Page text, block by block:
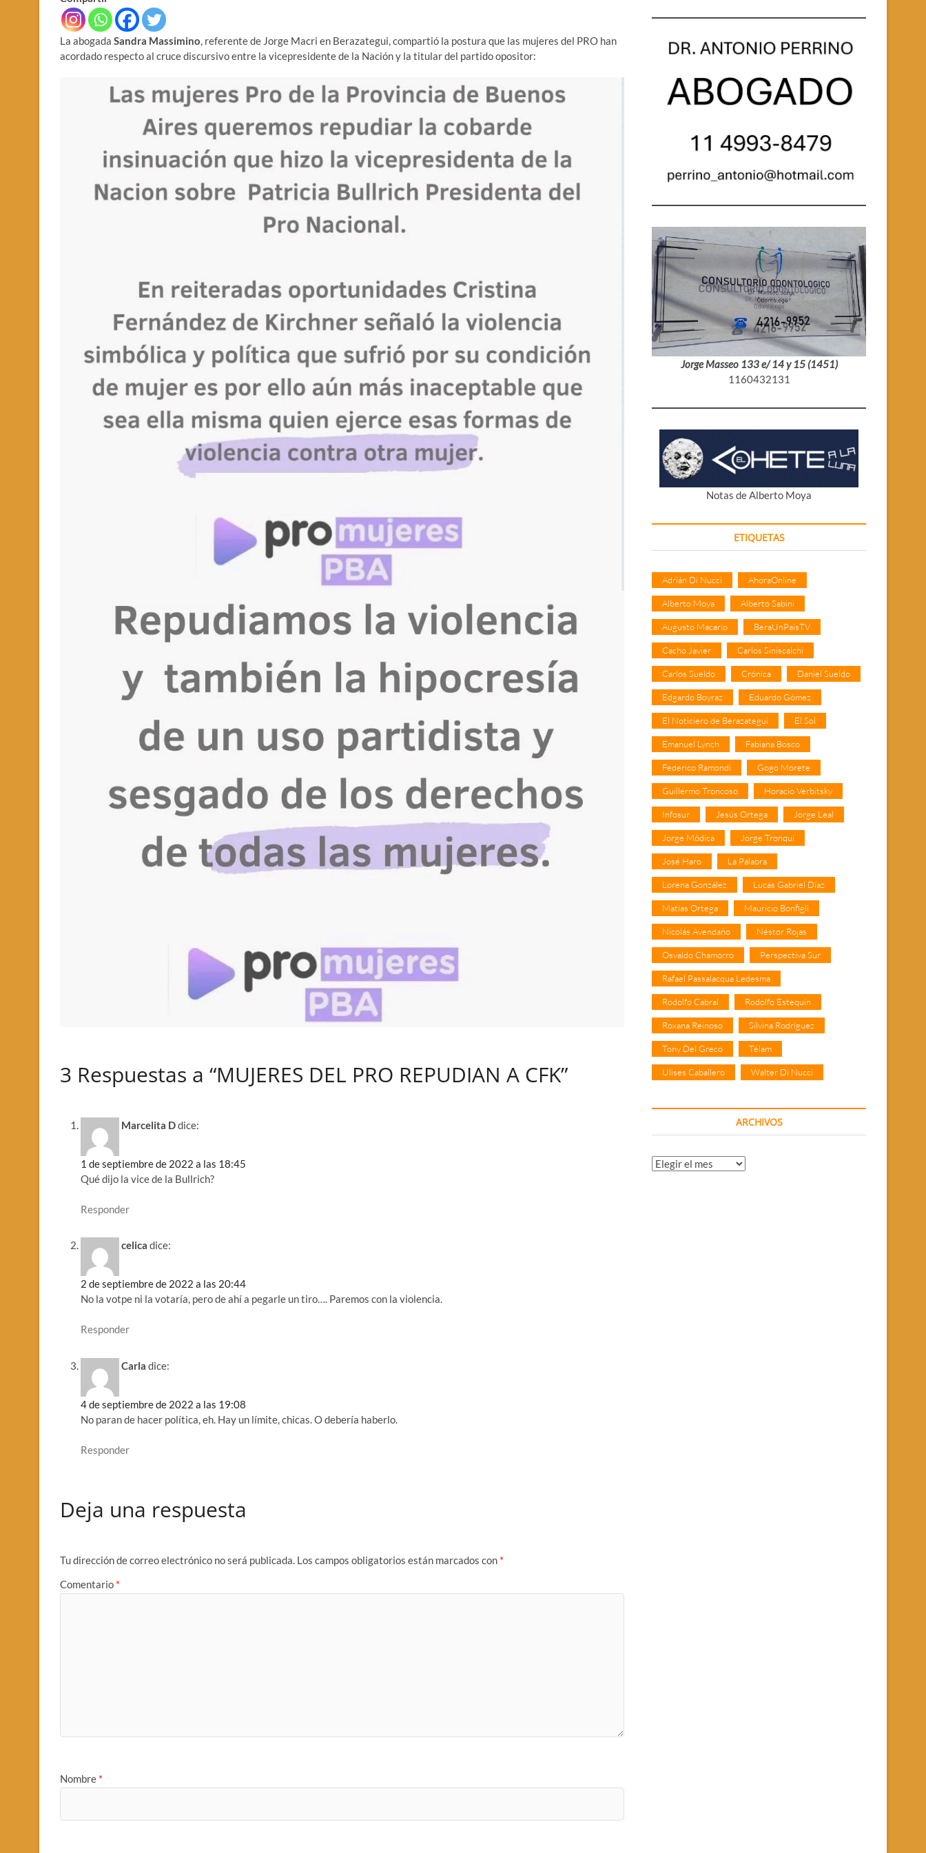
La abogada Sandra Massimino, referente de Jorge Macri en Berazategui, compartió la postura que las mujeres del PRO han
acordado respecto al cruce discursivo entre la vicepresidente de la Nación y la titular del partido opositor:
3 Respuestas a “MUJERES DEL PRO REPUDIAN A CFK”
Marcelita Ddice:
1 de septiembre de 2022 a las 18:45
Qué dijo la vice de la Bullrich?
Responder
celica dice:
2 de septiembre de 2022 a las 20:44
No la votpe ni la votaría, pero de ahí a pegarle un tiro…. Paremos con la violencia.
Responder
Carla dice:
4 de septiembre de 2022 a las 19:08
No paran de hacer política, eh. Hay un límite, chicas. O debería haberlo.
Responder
Deja una respuesta
Tu dirección de correo electrónico no será publicada. Los campos obligatorios están marcados con *
Comentario *
Nombre *
Jorge Masseo 133 e/ 14 y 15 (1451)
1160432131
Notas de Alberto Moya
ETIQUETAS
Adrián Di Nucci AhoraOnline
Alberto Moya Alberto Sabini
Augusto Macario BeraUnPaisTV
Cacho Javier Carlos Siniscalchi
Carlos Sueldo Crónica Daniel Sueldo
Edgardo Boyraz Eduardo Gómez
El Noticiero de Berazategui El Sol
Emanuel Lynch Fabiana Bosco
Federico Ramondi Gogo Morete
Guillermo Troncoso Horacio Verbitsky
Infosur Jesús Ortega Jorge Leal
Jorge Módica Jorge Tronqui
José Haro La Palabra
Lorena González Lucas Gabriel Díaz
Matías Ortega Mauricio Bonfigli
Nicolás Avendaño Néstor Rojas
Osvaldo Chamorro Perspectiva Sur
Rafael Passalacqua Ledesma
Rodolfo Cabral Rodolfo Estequin
Roxana Reinoso Silvina Rodríguez
Tony Del Greco Télam
Ulises Caballero Walter Di Nucci
ARCHIVOS
Archivos